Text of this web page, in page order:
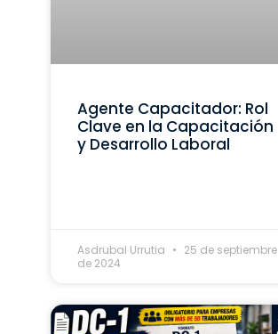
Agente Capacitador: Rol
Clave en la Capacitación
y Desarrollo Laboral
Asdrubal Urrutia
25 de septiembre
de 2024